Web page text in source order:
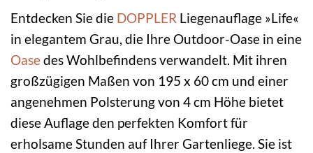
Entdecken Sie die DOPPLER Liegenauflage »Life«
in elegantem Grau, die Ihre Outdoor-Oase in eine
Oasedes Wohlbefindens verwandelt. Mit ihren
großzügigen Maßen von 195 x 60 cm und einer
angenehmen Polsterung von 4 cm Höhe bietet
diese Auflage den perfekten Komfort für
erholsame Stunden auf Ihrer Gartenliege. Sie ist